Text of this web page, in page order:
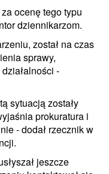
ocenę tego typu
dziennikarzom.
został na czas
sprawy,
-
sytuacją zostały
prokuratura i
- dodał rzecznik w
jeszcze